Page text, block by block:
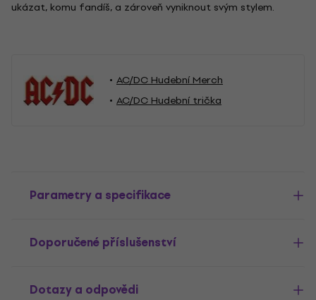
ukázat, komu fandíš, a zároveň vyniknout svým stylem.
AC/DC Hudební Merch
AC/DC Hudební trička
Parametry a specifikace
Doporučené příslušenství
Dotazy a odpovědi